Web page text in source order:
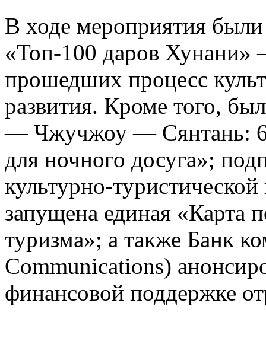
В ходе мероприятия были
«Топ-100 даров Хунани»
прошедших процесс
развития. Кроме того,
— Чжучжоу — Сянтань:
для ночного досуга»;
культурно-
запущена единая «Карта
туризма»; а также Банк
Communications)
финансовой поддержке